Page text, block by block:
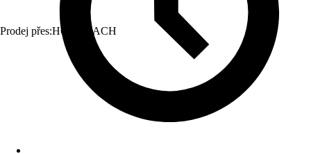
Prodej přes:HORNBACH